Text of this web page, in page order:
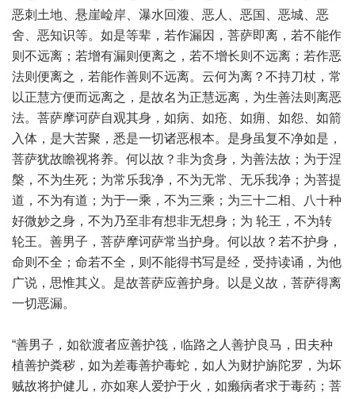
恶刺土地、悬崖崄岸、瀑水回澓、恶人、恶国、恶城、恶
舍、恶知识等。如是等辈，若作漏因，菩萨即离，若不能作
则不远离；若增有漏则便离之，若不增长则不远离；若作恶
法则便离之，若能作善则不远离。云何为离？不持刀杖，常
以正慧方便而远离之，是故名为正慧远离，为生善法则离恶
法。菩萨摩诃萨自观其身，如病、如疮、如痈、如怨、如箭
入体，是大苦聚，悉是一切诸恶根本。是身虽复不净如是，
菩萨犹故瞻视将养。何以故？非为贪身，为善法故；为于涅
槃，不为生死；为常乐我净，不为无常、无乐我净；为菩提
道，不为有道；为于一乘，不为三乘；为三十二相、八十种
好微妙之身，不为乃至非有想非无想身；为 轮王，不为转
轮王。善男子，菩萨摩诃萨常当护身。何以故？若不护身，
命则不全；命若不全，则不能得书写是经，受持读诵，为他
广说，思惟其义。是故菩萨应善护身。以是义故，菩萨得离
一切恶漏。
“善男子，如欲渡者应善护筏，临路之人善护良马，田夫种
植善护粪秽，如为差毒善护毒蛇，如人为财护旃陀罗，为坏
贼故将护健儿，亦如寒人爱护于火，如癞病者求于毒药；菩